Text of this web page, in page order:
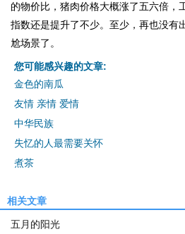
的物价比，猪肉价格大概涨了五六倍，
指数还是提升了不少。至少，再也没有
尬场景了。
您可能感兴趣的文章:
金色的南瓜
友情 亲情 爱情
中华民族
失忆的人最需要关怀
煮茶
相关文章
五月的阳光